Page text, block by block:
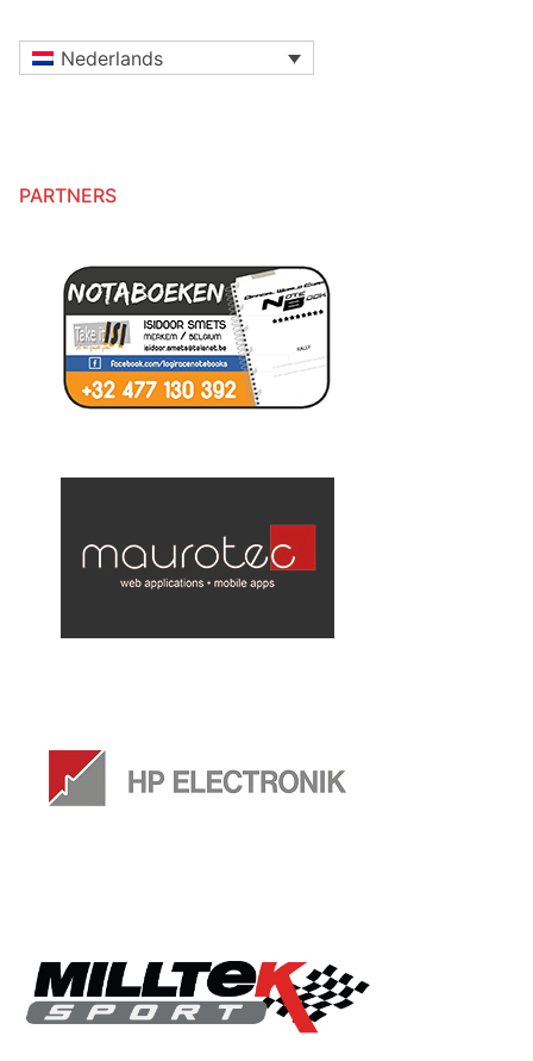
Nederlands
PARTNERS